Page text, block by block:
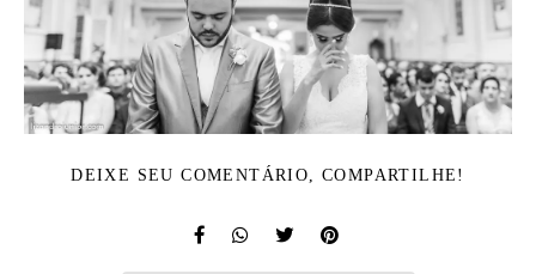
DEIXE SEU COMENTÁRIO, COMPARTILHE!